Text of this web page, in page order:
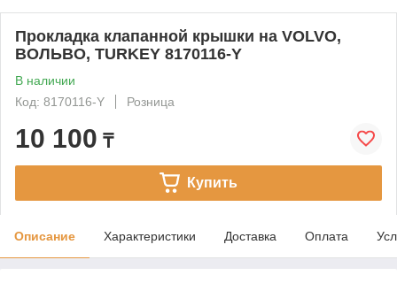
Прокладка клапанной крышки на VOLVO,
ВОЛЬВО, TURKEY 8170116-Y
В наличии
Код: 8170116-Y
Розница
10 100 ₸
Купить
Описание Характеристики Доставка Оплата